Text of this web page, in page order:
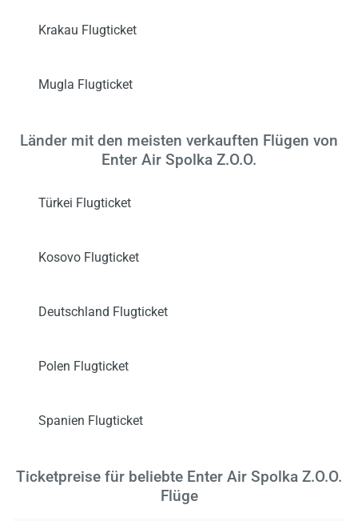
Krakau Flugticket
Mugla Flugticket
Länder mit den meisten verkauften Flügen von
Enter Air Spolka Z.O.O.
Türkei Flugticket
Kosovo Flugticket
Deutschland Flugticket
Polen Flugticket
Spanien Flugticket
Ticketpreise für beliebte Enter Air Spolka Z.O.O.
Flüge